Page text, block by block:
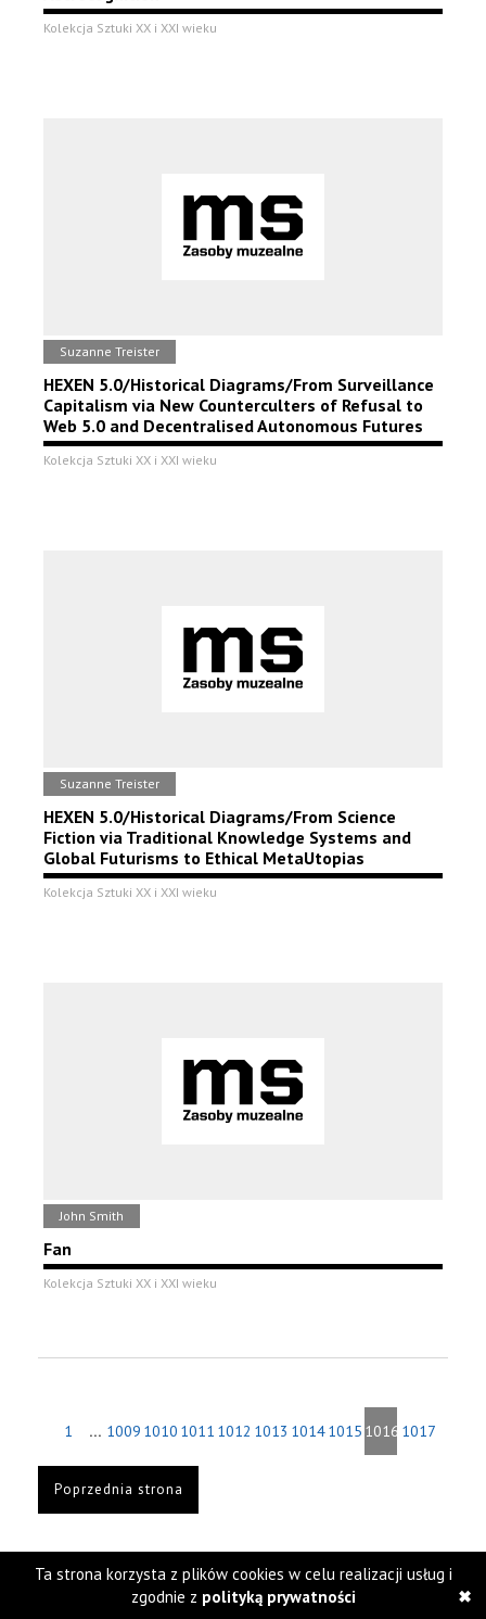
Kolekcja Sztuki XX i XXI wieku
Suzanne Treister
HEXEN 5.0/Historical Diagrams/From Surveillance
Capitalism via New Counterculters of Refusal to
Web 5.0 and Decentralised Autonomous Futures
Kolekcja Sztuki XX i XXI wieku
Suzanne Treister
HEXEN 5.0/Historical Diagrams/From Science
Fiction via Traditional Knowledge Systems and
Global Futurisms to Ethical MetaUtopias
Kolekcja Sztuki XX i XXI wieku
John Smith
Fan
Kolekcja Sztuki XX i XXI wieku
1 ... 1009 1010 1011 1012 1013 10141015 1016 1017
Poprzednia strona
Ta strona korzysta z plików cookies w celu realizacji usług i
zgodnie z polityką prywatności